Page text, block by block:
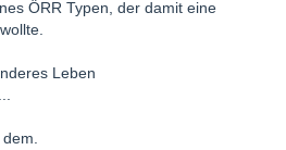
ÖRR Typen, der damit eine
Leben